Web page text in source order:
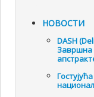
НОВОСТИ
DASH
Завршна